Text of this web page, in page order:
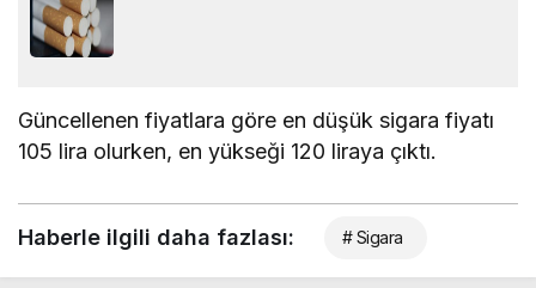
Güncellenen fiyatlara göre en düşük sigara fiyatı
105 lira olurken, en yükseği 120 liraya çıktı.
Haberle ilgili daha fazlası: # Sigara